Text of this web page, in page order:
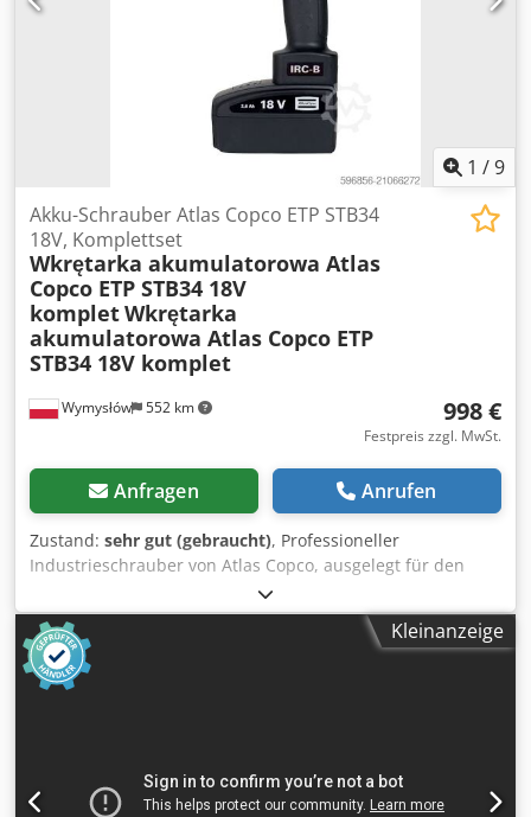
1 /9
Wymysłów 552 km
Akku-Schrauber Atlas Copco ETP STB34
18V, Komplettset
Wkrętarka akumulatorowa Atlas
Copco ETP STB34 18V
kompletWkrętarka
akumulatorowa Atlas Copco ETP
STB34 18V komplet
998 €
Festpreis zzgl. MwSt.
Anfragen Anrufen
Zustand: sehr gut (gebraucht), Professioneller
Industrieschrauber von Atlas Copco, ausgelegt für den
Dauerbetrieb in Montagelinien und
Produktionsanwendungen. Industrielle Gerätekategorie –
kein Discounter-Produkt. Daten und Informationen: •
Modell: ETP STB34-06-106 • Versorgung: 18V DC •
Herstellungsland: Schweden • Baujahr: 2021 •
Atlas Copco • Atlas Copco Ladegerät • Alles wie auf den
Kleinanzeige